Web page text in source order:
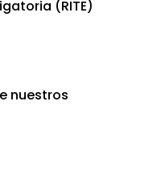
(RITE)
nuestros